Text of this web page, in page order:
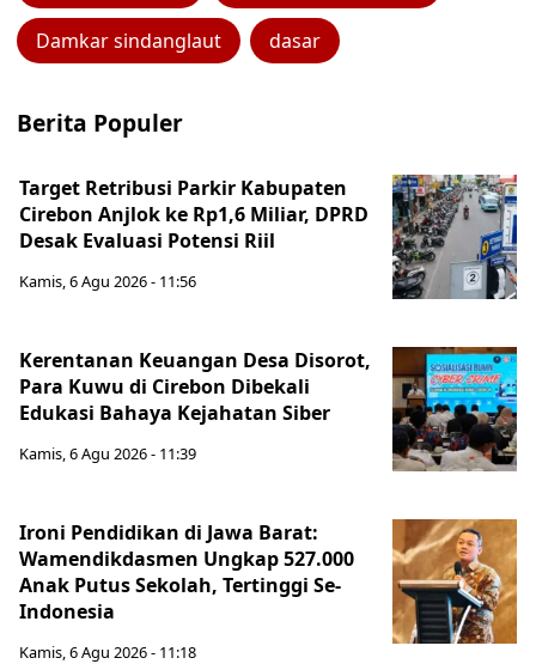
Damkar sindanglaut dasar
Berita Populer
Target Retribusi Parkir Kabupaten
Cirebon Anjlok ke Rp1,6 Miliar, DPRD
Desak Evaluasi Potensi Riil
Kamis, 6 Agu 2026 - 11:56
Kerentanan Keuangan Desa Disorot,
Para Kuwu di Cirebon Dibekali
Edukasi Bahaya Kejahatan Siber
Kamis, 6 Agu 2026 - 11:39
Ironi Pendidikan di Jawa Barat:
Wamendikdasmen Ungkap 527.000
Anak Putus Sekolah, Tertinggi Se-
Indonesia
Kamis, 6 Agu 2026 - 11:18